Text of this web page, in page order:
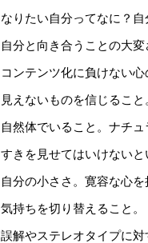
なりたい自分ってなに？
自分と向き合うことの大変
コンテンツ化に負けない
見えないものを信じること
自然体でいること。ナチ
すきを見せてはいけない
自分の小ささ。寛容な心
気持ちを切り替えること。
誤解やステレオタイプに